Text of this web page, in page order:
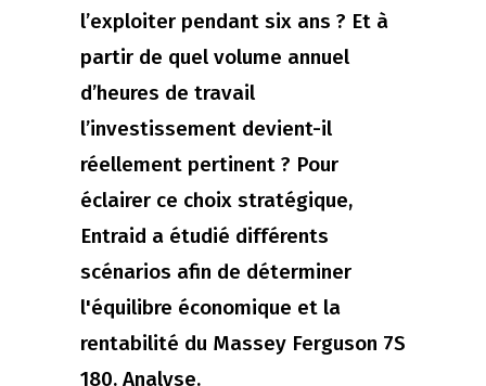
l’exploiter pendant six ans ? Et à
partir de quel volume annuel
d’heures de travail
l’investissement devient-il
réellement pertinent ? Pour
éclairer ce choix stratégique,
Entraid a étudié différents
scénarios afin de déterminer
l'équilibre économique et la
rentabilité du Massey Ferguson 7S
180. Analyse.